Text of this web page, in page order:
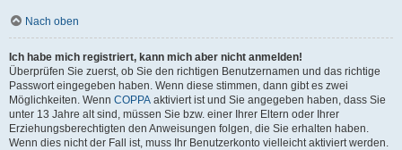
Nach oben
Ich habe mich registriert, kann mich aber nicht anmelden!
Überprüfen Sie zuerst, ob Sie den richtigen Benutzernamen und das richtige
Passwort eingegeben haben. Wenn diese stimmen, dann gibt es zwei
Möglichkeiten. Wenn COPPA aktiviert ist und Sie angegeben haben, dass Sie
unter 13 Jahre alt sind, müssen Sie bzw. einer Ihrer Eltern oder Ihrer
Erziehungsberechtigten den Anweisungen folgen, die Sie erhalten haben.
Wenn dies nicht der Fall ist, muss Ihr Benutzerkonto vielleicht aktiviert werden.